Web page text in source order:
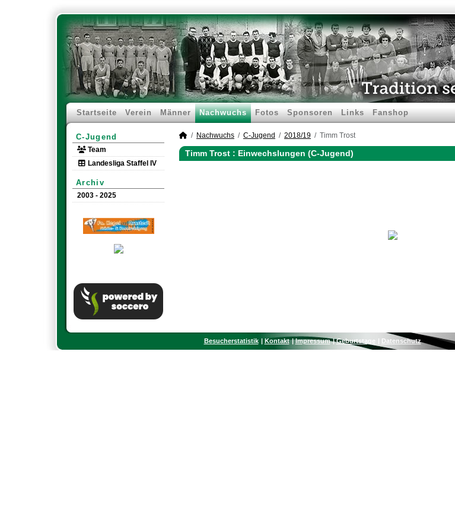
Startseite Verein Männer Nachwuchs Fotos Sponsoren Links Fanshop
C-Jugend
Team
Landesliga Staffel IV
Archiv
2003 - 2025
Nachwuchs C-Jugend 2018/19 Timm Trost
Timm Trost : Einwechslungen (C-Jugend)
Besucherstatistik Kontakt Impressum Geburtstage Datenschutz